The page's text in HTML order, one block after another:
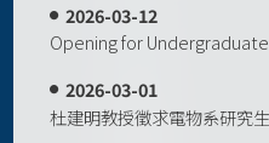
2026-03-12
Opening for
2026-03-01
杜建明教授徵求電物系研究